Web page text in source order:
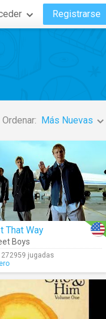
Registrarse
Ordenar: Más Nuevas
That Way
Boys
jugadas